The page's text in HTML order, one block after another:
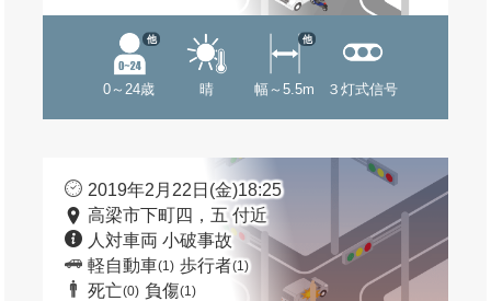
0～24歳
他
晴 幅～5.5m
他
３灯式信号
2019年2月22日(金)18:25
高梁市下町四，五 付近
人対車両 小破事故
軽自動車(1) 歩行者(1)
死亡(0) 負傷(1)